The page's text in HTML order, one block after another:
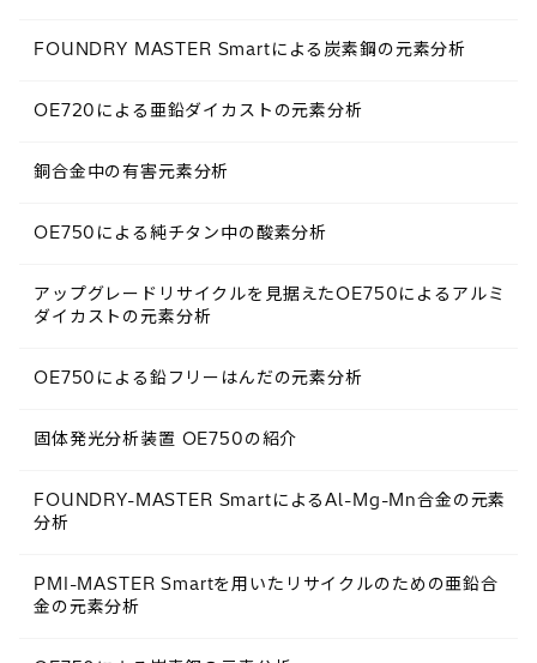
FOUNDRY MASTER Smartによる炭素鋼の元素分析
OE720による亜鉛ダイカストの元素分析
銅合金中の有害元素分析
OE750による純チタン中の酸素分析
アップグレードリサイクルを見据えたOE750によるアルミ
ダイカストの元素分析
OE750による鉛フリーはんだの元素分析
固体発光分析装置 OE750の紹介
FOUNDRY-MASTER SmartによるAl-Mg-Mn合金の元素
分析
PMI-MASTER Smartを用いたリサイクルのための亜鉛合
金の元素分析